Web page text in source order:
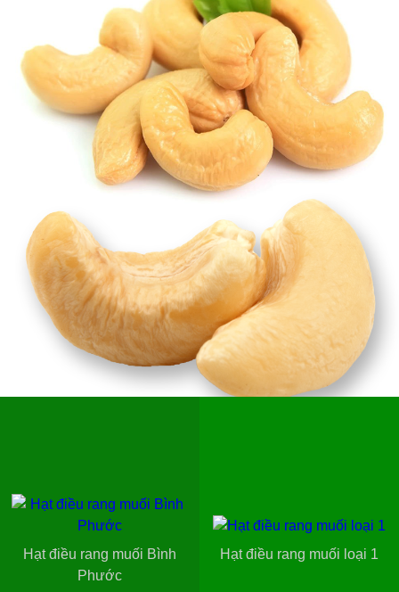
Hạt điều rang muối Bình
Phước
Hạt điều rang muối loại 1